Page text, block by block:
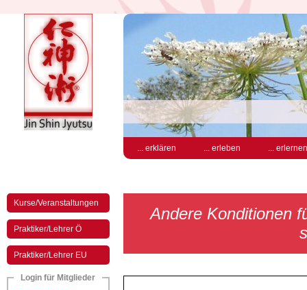
... erklären ... erleben ... erlernen
Kurse/Veranstaltungen
Praktiker/Lehrer Ö
Praktiker/Lehrer EU
Login für Mitglieder
Andere Konditionen